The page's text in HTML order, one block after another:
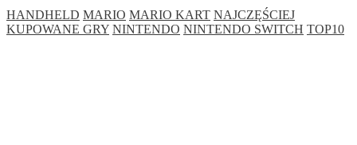
HANDHELD MARIO MARIO KART NAJCZĘŚCIEJ
KUPOWANE GRY NINTENDO NINTENDO SWITCH TOP10